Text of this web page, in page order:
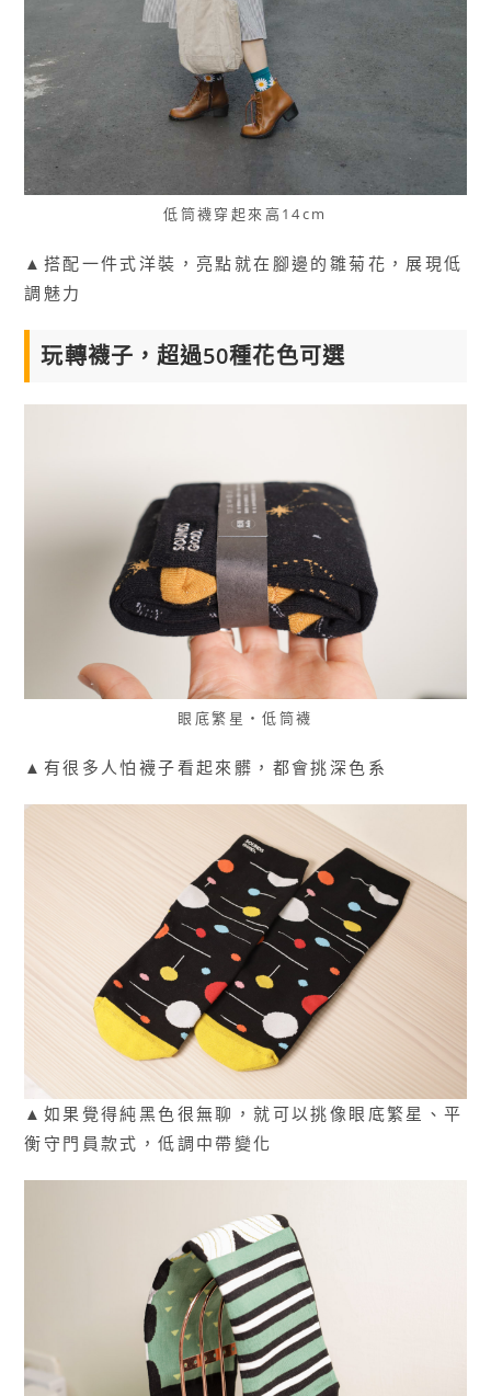
低筒襪穿起來高14cm
▲搭配一件式洋裝，亮點就在腳邊的雛菊花，展現低
調魅力
玩轉襪子，超過50種花色可選
眼底繁星・低筒襪
▲有很多人怕襪子看起來髒，都會挑深色系
▲如果覺得純黑色很無聊，就可以挑像眼底繁星、平
衡守門員款式，低調中帶變化